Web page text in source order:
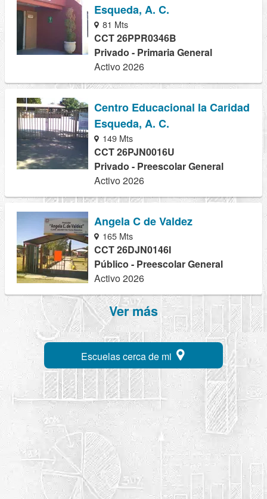
Esqueda, A. C.
81 Mts
CCT 26PPR0346B
Privado - Primaria General
Activo 2026
Centro Educacional la Caridad
Esqueda, A. C.
149 Mts
CCT 26PJN0016U
Privado - Preescolar General
Activo 2026
Angela C de Valdez
165 Mts
CCT 26DJN0146I
Público - Preescolar General
Activo 2026
Ver más
Escuelas cerca de mi